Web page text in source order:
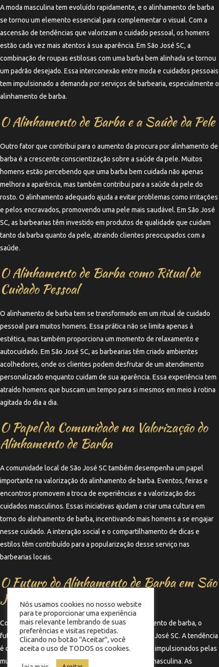
A moda masculina tem evoluído rapidamente, e o alinhamento de barba
se tornou um elemento essencial para complementar o visual. Com a
ascensão de tendências que valorizam o cuidado pessoal, os homens
estão cada vez mais atentos à sua aparência. Em São José SC, a
combinação de roupas estilosas com uma barba bem alinhada se tornou
um padrão desejado. Essa interconexão entre moda e cuidados pessoais
tem impulsionado a demanda por serviços de barbearia, especialmente o
alinhamento de barba.
O Alinhamento de Barba e a Saúde da Pele
Outro fator que contribui para o aumento da procura por alinhamento de
barba é a crescente conscientização sobre a saúde da pele. Muitos
homens estão percebendo que uma barba bem cuidada não apenas
melhora a aparência, mas também contribui para a saúde da pele do
rosto. O alinhamento adequado ajuda a evitar problemas como irritações
e pelos encravados, promovendo uma pele mais saudável. Em São José
SC, as barbearias têm investido em produtos de qualidade que cuidam
tanto da barba quanto da pele, atraindo clientes preocupados com a
saúde.
O Alinhamento de Barba como Ritual de
Cuidado Pessoal
O alinhamento de barba tem se transformado em um ritual de cuidado
pessoal para muitos homens. Essa prática não se limita apenas à
estética, mas também proporciona um momento de relaxamento e
autocuidado. Em São José SC, as barbearias têm criado ambientes
acolhedores, onde os clientes podem desfrutar de um atendimento
personalizado enquanto cuidam de sua aparência. Essa experiência tem
atraído homens que buscam um tempo para si mesmos em meio à rotina
agitada do dia a dia.
O Papel da Comunidade na Valorização do
Alinhamento de Barba
A comunidade local de São José SC também desempenha um papel
importante na valorização do alinhamento de barba. Eventos, feiras e
encontros promovem a troca de experiências e a valorização dos
cuidados masculinos. Essas iniciativas ajudam a criar uma cultura em
torno do alinhamento de barba, incentivando mais homens a se engajar
nesse cuidado. A interação social e o compartilhamento de dicas e
estilos têm contribuído para a popularização desse serviço nas
barbearias locais.
O Futuro do Alinhamento de Barba em São
José SC
Com a crescente demanda por serviços de alinhamento de barba, o
futuro parece promissor para as barbearias em São José SC. A tendência
é que mais homens busquem esse tipo de cuidado, impulsionados pelas
mudanças culturais e pela valorização da estética masculina. As
Nós usamos cookies no nosso website
para te proporcionar uma experiência
mais relevante lembrando de suas
preferências e visitas repetidas.
Clicando no botão "Aceitar", você
aceita o uso de TODOS os cookies.